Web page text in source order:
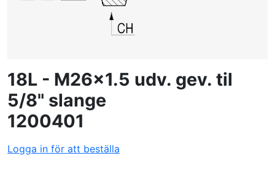
18L - M26x1.5 udv. gev. til
5/8" slange
1200401
Logga in för att beställa